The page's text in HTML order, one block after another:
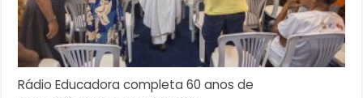
Rádio Educadora completa 60 anos de